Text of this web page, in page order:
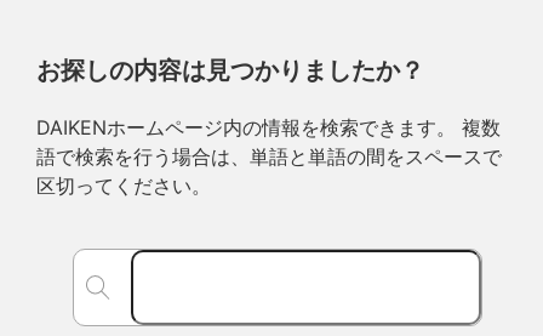
お探しの内容は見つかりましたか？
DAIKENホームページ内の情報を検索できます。 複数
語で検索を行う場合は、単語と単語の間をスペースで
区切ってください。